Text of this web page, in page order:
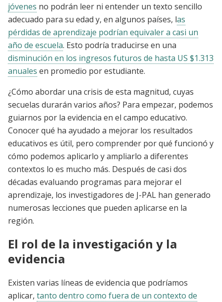
jóvenes no podrán leer ni entender un texto sencillo
adecuado para su edad y, en algunos países, las
pérdidas de aprendizaje podrían equivaler a casi un
año de escuela. Esto podría traducirse en una
disminución en los ingresos futuros de hasta US $1.313
anuales en promedio por estudiante.
¿Cómo abordar una crisis de esta magnitud, cuyas
secuelas durarán varios años? Para empezar, podemos
guiarnos por la evidencia en el campo educativo.
Conocer qué ha ayudado a mejorar los resultados
educativos es útil, pero comprender por qué funcionó y
cómo podemos aplicarlo y ampliarlo a diferentes
contextos lo es mucho más. Después de casi dos
décadas evaluando programas para mejorar el
aprendizaje, los investigadores de J-PAL han generado
numerosas lecciones que pueden aplicarse en la
región.
El rol de la investigación y la
evidencia
Existen varias líneas de evidencia que podríamos
aplicar, tanto dentro como fuera de un contexto de